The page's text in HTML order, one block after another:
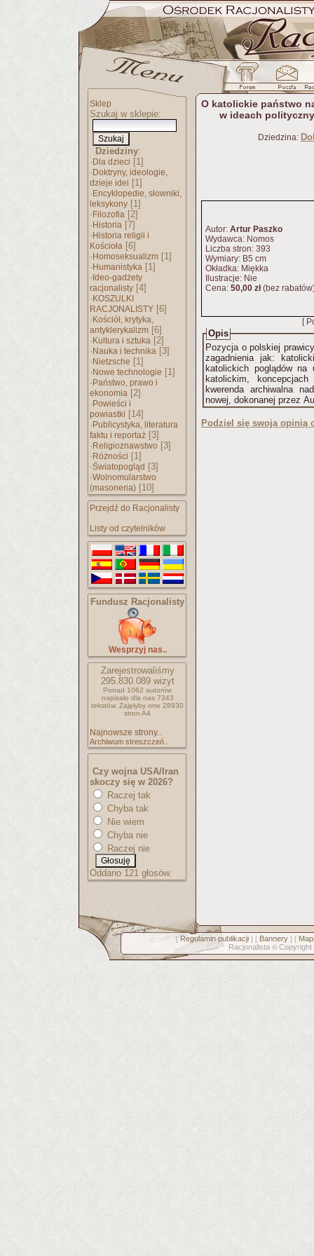
Sklep
Szukaj w sklepie:
Dziedziny:
· Dla dzieci [1]
· Doktryny, ideologie,
dzieje idei [1]
· Encyklopedie, słowniki,
leksykony [1]
· Filozofia [2]
· Historia [7]
· Historia religii i
Kościoła [6]
· Homoseksualizm [1]
· Humanistyka [1]
· Ideo-gadżety
racjonalisty [4]
· KOSZULKI
RACJONALISTY [6]
· Kościół, krytyka,
antyklerykalizm [6]
· Kultura i sztuka [2]
· Nauka i technika [3]
· Nietzsche [1]
· Nowe technologie [1]
· Państwo, prawo i
ekonomia [2]
· Powieści i
powiastki [14]
· Publicystyka, literatura
faktu i reportaż [3]
· Religioznawstwo [3]
· Różności [1]
·Światopogląd [3]
·Wolnomularstwo
(masoneria) [10]
Przejdź do Racjonalisty
Listy od czytelników
Fundusz Racjonalisty
Wesprzyj nas..
Zarejestrowaliśmy
295.830.089wizyt
Ponad 1062 autorów
napisało dla nas 7343
tekstów. Zajęłyby one 28930
stron A4
Najnowsze strony..
Archiwum streszczeń..
Czy wojna USA/Iran
skoczy się w 2026?
Raczej tak
Chyba tak
Nie wiem
Chyba nie
Raczej nie
Oddano 121 głosów.
O katolickie państwo
w ideach
Dziedzina:
Autor: Artur Paszko
Wydawca: Nomos
Liczba stron: 393
Wymiary: B5 cm
Okładka: Miękka
Ilustracje: Nie
Cena: 50,00 zł(bez
[
Opis
Pozycja o polskiej
zagadnienia jak:
katolickich poglądów na
katolickim,
kwerenda archiwalna
nowej, dokonanej przez
Podziel się swoją opinią
[ Regulamin publikacji] [ Bannery] [
Racjonalista © Copyright